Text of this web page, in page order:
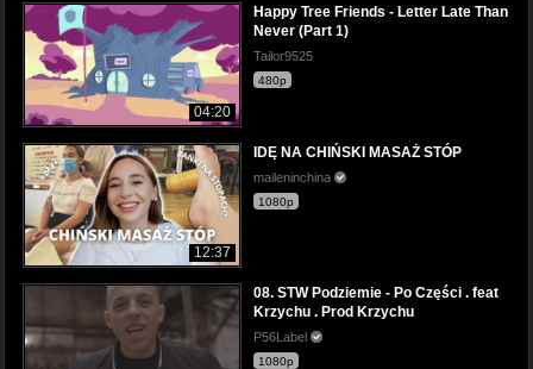
04:20
Happy Tree Friends - Letter Late Than
Never (Part 1)
Tailor9525
480p
12:37
IDĘ NA CHIŃSKI MASAŻ STÓP
maileninchina
1080p
08. STW Podziemie - Po Części . feat
Krzychu . Prod Krzychu
P56Label
1080p